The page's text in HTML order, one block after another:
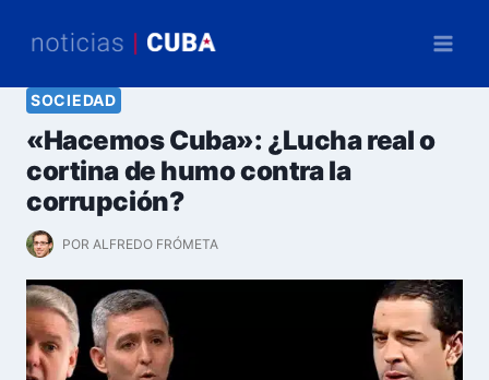
SOCIEDAD
«Hacemos Cuba»: ¿Lucha real o
cortina de humo contra la
corrupción?
POR ALFREDO FRÓMETA